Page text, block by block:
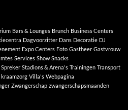
Bars & Lounges Brunch Business Centers
Dagvoorzitter Dans Decoratie DJ
Expo Centers Foto Gastheer Gastvrouw
Services Show Snacks
Spreker Stadions & Arena's Trainingen Transport
kraamzorg Villa's Webpagina
Zwangerschap zwangerschapsmaanden